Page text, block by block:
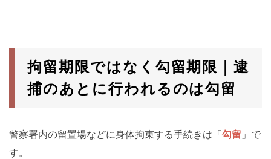
拘留期限ではなく勾留期限｜逮
捕のあとに行われるのは勾留
警察署内の留置場などに身体拘束する手続きは「 勾留 」で
す。